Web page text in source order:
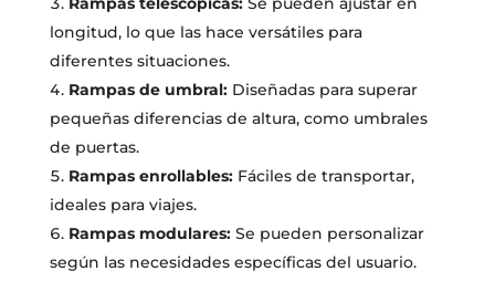
longitud, lo que las hace versátiles para
diferentes situaciones.
Rampas de umbral:Diseñadas para superar
pequeñas diferencias de altura, como umbrales
de puertas.
Rampas enrollables:Fáciles de transportar,
ideales para viajes.
Rampas modulares:Se pueden personalizar
según las necesidades específicas del usuario.